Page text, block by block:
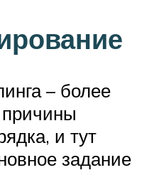
– более
причины
и тут
задание